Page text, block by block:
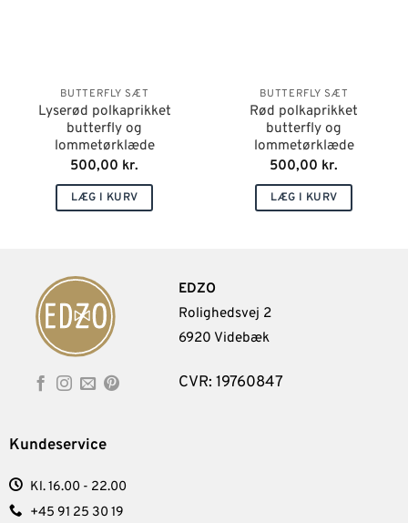
BUTTERFLY SÆT
Lyserød polkaprikket
butterfly og
lommetørklæde
500,00 kr.
LÆG I KURV
BUTTERFLY SÆT
Rød polkaprikket
butterfly og
lommetørklæde
500,00 kr.
LÆG I KURV
EDZO
Rolighedsvej 2
6920 Videbæk
CVR: 19760847
Kundeservice
Kl. 16.00 - 22.00
+45 91 25 30 19